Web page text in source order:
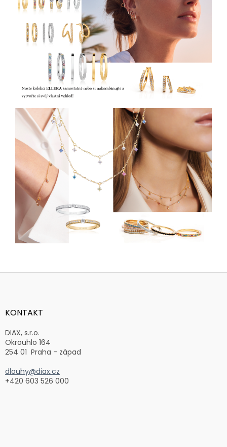
Z
aKONTAKT
DIAX, s.r.o.
Okrouhlo 164
254 01 Praha - západ
dlouhy@diax.cz
+420 603 526 000